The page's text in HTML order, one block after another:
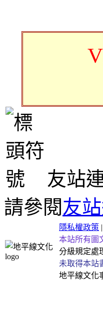
友站
請參閱友
隱私權政策 |
本站所有圖
分級規定處
未取得本站
地平線文化